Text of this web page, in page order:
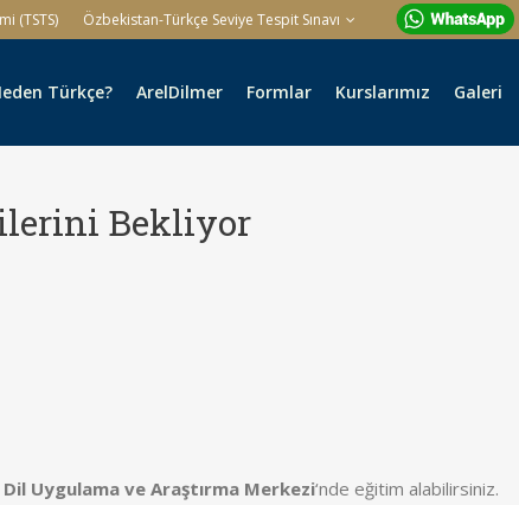
(TSTS) Özbekistan-Türkçe Seviye Tespit Sınavı
Türkçe? ArelDilmer Formlar Kurslarımız Galeri
Bekliyor
Dil Uygulama ve Araştırma Merkezi‘nde eğitim alabilirsiniz.